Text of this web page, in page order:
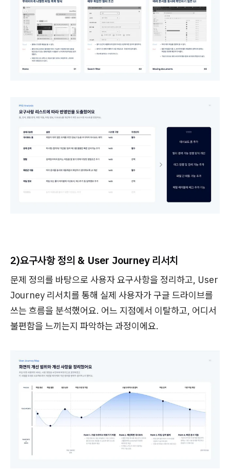
2)요구사항 정의 & User Journey 리서치
문제 정의를 바탕으로 사용자 요구사항을 정리하고, User
Journey 리서치를 통해 실제 사용자가 구글 드라이브를
쓰는 흐름을 분석했어요. 어느 지점에서 이탈하고, 어디서
불편함을 느끼는지 파악하는 과정이에요.